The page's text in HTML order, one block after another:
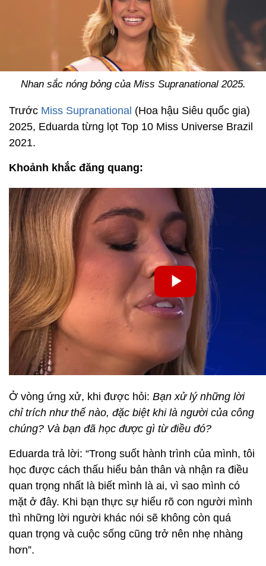
Nhan sắc nóng bỏng của Miss Supranational 2025.
Trước Miss Supranational (Hoa hậu Siêu quốc gia)
2025, Eduarda từng lọt Top 10 Miss Universe Brazil
2021.
Khoảnh khắc đăng quang:
Ở vòng ứng xử, khi được hỏi: Bạn xử lý những lời
chỉ trích như thế nào, đặc biệt khi là người của công
chúng? Và bạn đã học được gì từ điều đó?
Eduarda trả lời: “Trong suốt hành trình của mình, tôi
học được cách thấu hiểu bản thân và nhận ra điều
quan trọng nhất là biết mình là ai, vì sao mình có
mặt ở đây. Khi bạn thực sự hiểu rõ con người mình
thì những lời người khác nói sẽ không còn quá
quan trọng và cuộc sống cũng trở nên nhẹ nhàng
hơn”.